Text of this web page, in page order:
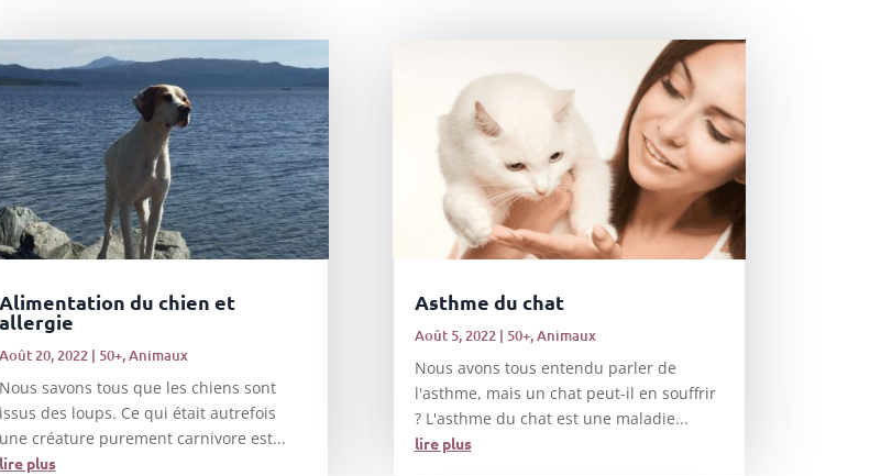
Alimentation du chien et
allergie
Août 20, 2022| 50+,Animaux
Nous savons tous que les chiens sont
issus des loups. Ce qui était autrefois
une créature purement carnivore est...
lire plus
Asthme du chat
Août 5, 2022| 50+,Animaux
Nous avons tous entendu parler de
l'asthme, mais un chat peut-il en souffrir
? L'asthme du chat est une maladie...
lire plus